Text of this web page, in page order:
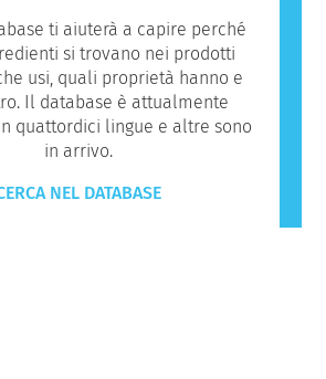
ti aiuterà a capire perché
si trovano nei prodotti
usi, quali proprietà hanno e
Il database è attualmente
quattordici lingue e altre sono
in arrivo.
NEL DATABASE